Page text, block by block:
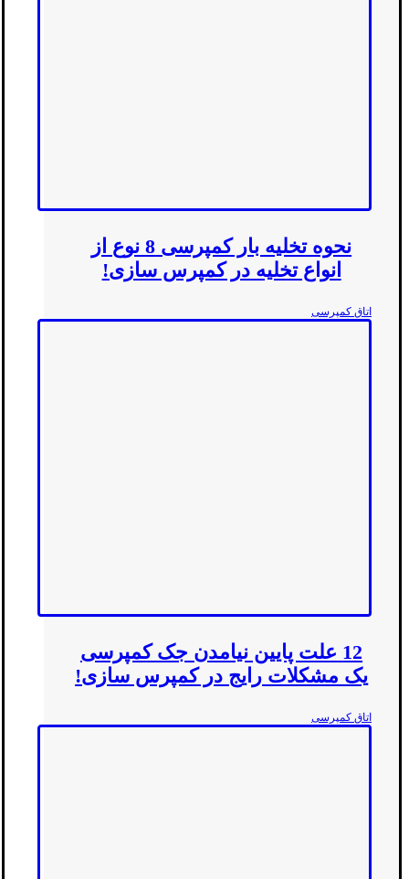
نحوه تخلیه بار کمپرسی 8 نوع از
انواع تخلیه در کمپرس سازی!
اتاق کمپرسی
12 علت پایین نیامدن جک کمپرسی
یک مشکلات رایج در کمپرس سازی!
اتاق کمپرسی